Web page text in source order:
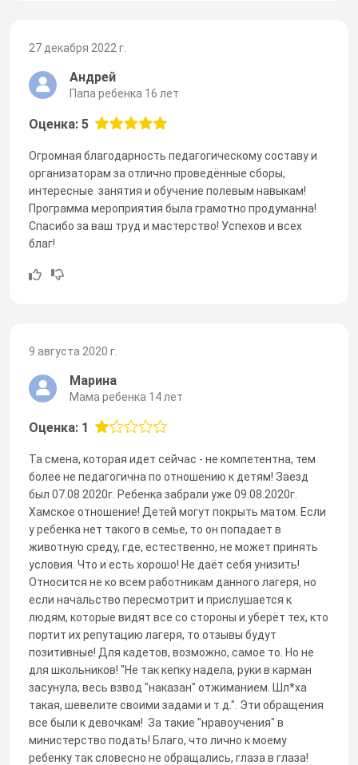
27 декабря 2022 г.
Андрей
Папа ребенка 16 лет
Оценка: 5
Огромная благодарность педагогическому составу и
организаторам за отлично проведённые сборы,
интересные занятия и обучение полевым навыкам!
Программа мероприятия была грамотно продуманна!
Спасибо за ваш труд и мастерство! Успехов и всех
благ!
9 августа 2020 г.
Марина
Мама ребенка 14 лет
Оценка: 1
Та смена, которая идет сейчас - не компетентна, тем
более не педагогична по отношению к детям! Заезд
был 07.08 2020г. Ребенка забрали уже 09.08.2020г.
Хамское отношение! Детей могут покрыть матом. Если
у ребенка нет такого в семье, то он попадает в
животную среду, где, естественно, не может принять
условия. Что и есть хорошо! Не даёт себя унизить!
Относится не ко всем работникам данного лагеря, но
если начальство пересмотрит и прислушается к
людям, которые видят все со стороны и уберёт тех, кто
портит их репутацию лагеря, то отзывы будут
позитивные! Для кадетов, возможно, самое то. Но не
для школьников! "Не так кепку надела, руки в карман
засунула, весь взвод "наказан" отжиманием. Шл*ха
такая, шевелите своими задами и т.д.". Эти обращения
все были к девочкам! За такие "нравоучения" в
министерство подать! Благо, что лично к моему
ребенку так словесно не обращались, глаза в глаза!